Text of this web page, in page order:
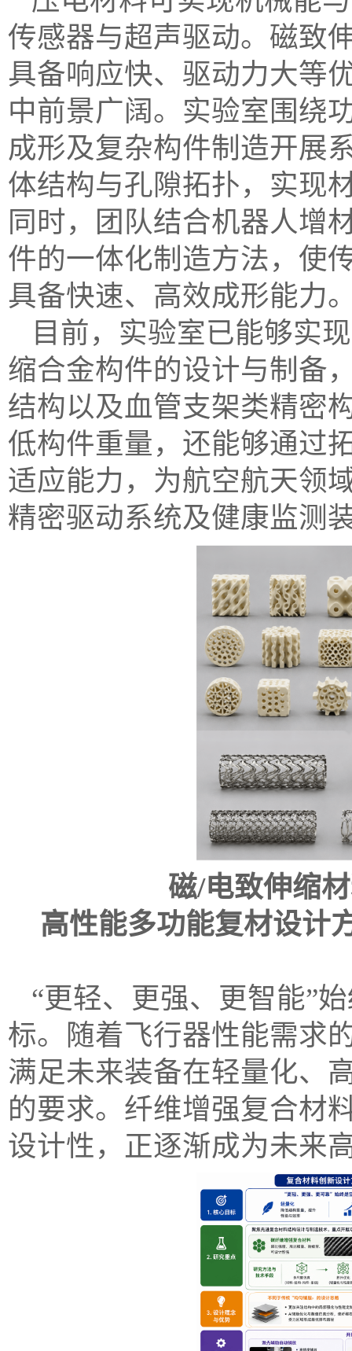
传感器与超声驱动。磁致
具备响应快、驱动力大等
中前景广阔。实验室围绕
成形及复杂构件制造开展
体结构与孔隙拓扑，实现
同时，团队结合机器人增
件的一体化制造方法，使
具备快速、高效成形能力
目前，实验室已能够实
缩合金构件的设计与制备
结构以及血管支架类精密
低构件重量，还能够通过
适应能力，为航空航天领
精密驱动系统及健康监测
磁/电致伸缩
高性能多功能复材设计
“更轻、更强、更智能”
标。随着飞行器性能需求
满足未来装备在轻量化、
的要求。纤维增强复合材
设计性，正逐渐成为未来